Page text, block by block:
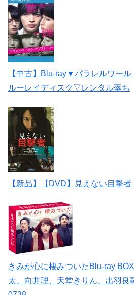
【中古】Blu-ray▼パラレルワー
ルーレイディスク▽レンタル落ち
【新品】【DVD】見えない目撃
きみが心に棲みついたBlu-ray
太、向井理、天堂きりん、出羽良